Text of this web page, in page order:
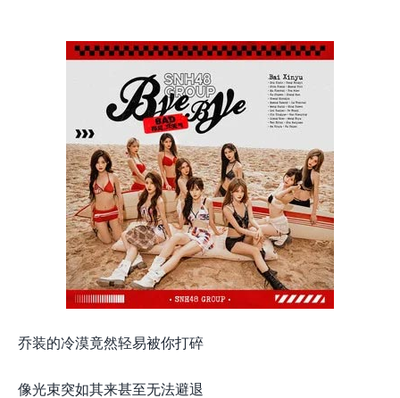
乔装的冷漠竟然轻易被你打碎
像光束突如其来甚至无法避退